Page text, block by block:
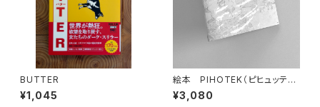
BUTTER
¥1,045
絵本 PIHOTEK（ピヒュッティ）
北極を風と歩く
¥3,080